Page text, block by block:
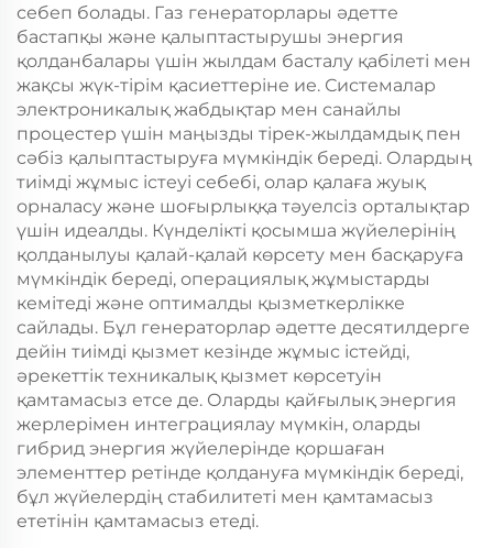
себеп болады. Газ генераторлары әдетте
бастапқы және қалыптастырушы энергия
қолданбалары үшін жылдам басталу қабілеті мен
жақсы жүк-тірім қасиеттеріне ие. Системалар
электроникалық жабдықтар мен санайлы
процестер үшін маңызды тірек-жылдамдық пен
сәбіз қалыптастыруға мүмкіндік береді. Олардың
тиімді жұмыс істеуі себебі, олар қалаға жуық
орналасу және шоғырлыққа тәуелсіз орталықтар
үшін идеалды. Күнделікті қосымша жүйелерінің
қолданылуы қалай-қалай көрсету мен басқаруға
мүмкіндік береді, операциялық жұмыстарды
кемітеді және оптималды қызметкерлікке
сайлады. Бұл генераторлар әдетте десятилдерге
дейін тиімді қызмет кезінде жұмыс істейді,
әрекеттік техникалық қызмет көрсетуін
қамтамасыз етсе де. Оларды қайғылық энергия
жерлерімен интеграциялау мүмкін, оларды
гибрид энергия жүйелерінде қоршаған
элементтер ретінде қолдануға мүмкіндік береді,
бұл жүйелердің стабилитеті мен қамтамасыз
ететінін қамтамасыз етеді.